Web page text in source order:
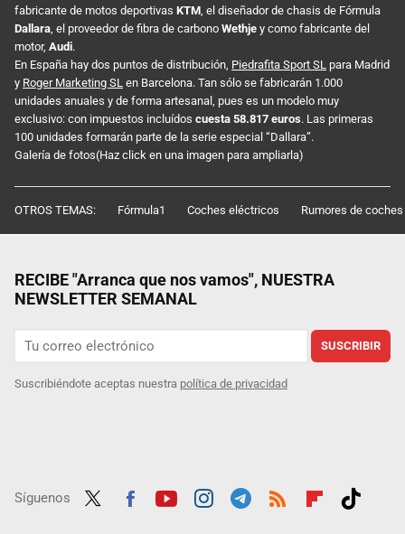
fabricante de motos deportivas KTM , el diseñador de chasis de Fórmula
Dallara , el proveedor de fibra de carbono Wethje y como fabricante del
motor, Audi.
En España hay dos puntos de distribución, Piedrafita Sport SL para Madrid
y Roger Marketing SL en Barcelona. Tan sólo se fabricarán 1.000
unidades anuales y de forma artesanal, pues es un modelo muy
exclusivo: con impuestos incluídos cuesta 58.817 euros. Las primeras
100 unidades formarán parte de la serie especial “Dallara”.
Galería de fotos(Haz click en una imagen para ampliarla)
OTROS TEMAS: Fórmula1 Coches eléctricos Rumores de coches
RECIBE "Arranca que nos vamos", NUESTRA
NEWSLETTER SEMANAL
SUSCRIBIR
Suscribiéndote aceptas nuestra política de privacidad
Síguenos